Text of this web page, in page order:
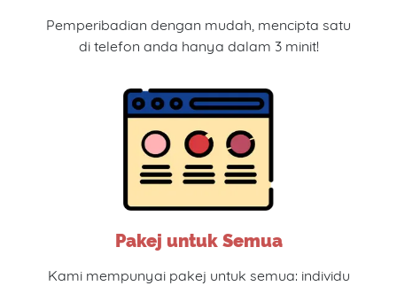
Pemperibadian dengan mudah, mencipta satu
di telefon anda hanya dalam 3 minit!
Pakej untuk Semua
Kami mempunyai pakej untuk semua: individu